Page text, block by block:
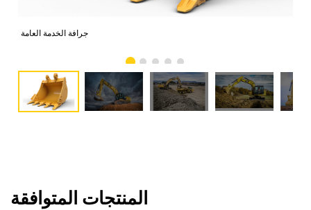
جرافة الخدمة العامة
المنتجات المتوافقة